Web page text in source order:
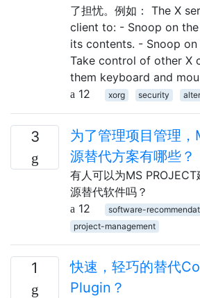
了担忧。例如： The X
client to: - Snoop on
its contents. - Snoop
Take control of other X
them keyboard and
12
xorg security
3
为了管理项目管理
源替代方案有哪些？
有人可以为MS
源替代软件吗？
12
software-
project-management
1
快速，轻巧的替代
Plugin？